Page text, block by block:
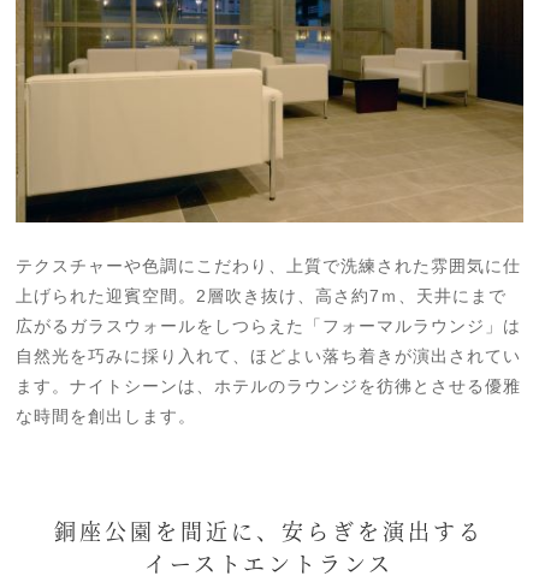
テクスチャーや色調にこだわり、上質で洗練された雰囲気に仕
上げられた迎賓空間。2層吹き抜け、高さ約7ｍ、天井にまで
広がるガラスウォールをしつらえた「フォーマルラウンジ」は
自然光を巧みに採り入れて、ほどよい落ち着きが演出されてい
ます。ナイトシーンは、ホテルのラウンジを彷彿とさせる優雅
な時間を創出します。
銅座公園を間近に、安らぎを演出する
イーストエントランス